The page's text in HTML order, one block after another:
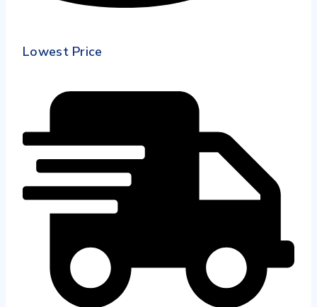
Lowest Price